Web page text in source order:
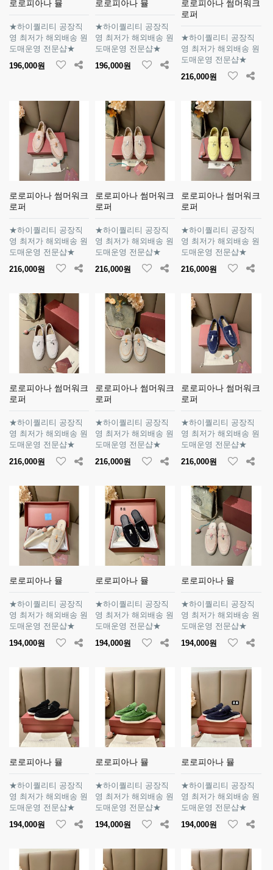
로로피아나 뮬
★하이퀄리티 공장직
영 최저가 해외배송 원
도매운영 전문샵★
196,000원
로로피아나 뮬
★하이퀄리티 공장직
영 최저가 해외배송 원
도매운영 전문샵★
196,000원
로로피아나 썸머워크
로퍼
★하이퀄리티 공장직
영 최저가 해외배송 원
도매운영 전문샵★
216,000원
로로피아나 썸머워크
로퍼
★하이퀄리티 공장직
영 최저가 해외배송 원
도매운영 전문샵★
216,000원
로로피아나 썸머워크
로퍼
★하이퀄리티 공장직
영 최저가 해외배송 원
도매운영 전문샵★
216,000원
로로피아나 썸머워크
로퍼
★하이퀄리티 공장직
영 최저가 해외배송 원
도매운영 전문샵★
216,000원
로로피아나 썸머워크
로퍼
★하이퀄리티 공장직
영 최저가 해외배송 원
도매운영 전문샵★
216,000원
로로피아나 썸머워크
로퍼
★하이퀄리티 공장직
영 최저가 해외배송 원
도매운영 전문샵★
216,000원
로로피아나 썸머워크
로퍼
★하이퀄리티 공장직
영 최저가 해외배송 원
도매운영 전문샵★
216,000원
로로피아나 뮬
★하이퀄리티 공장직
영 최저가 해외배송 원
도매운영 전문샵★
194,000원
로로피아나 뮬
★하이퀄리티 공장직
영 최저가 해외배송 원
도매운영 전문샵★
194,000원
로로피아나 뮬
★하이퀄리티 공장직
영 최저가 해외배송 원
도매운영 전문샵★
194,000원
로로피아나 뮬
★하이퀄리티 공장직
영 최저가 해외배송 원
도매운영 전문샵★
194,000원
로로피아나 뮬
★하이퀄리티 공장직
영 최저가 해외배송 원
도매운영 전문샵★
194,000원
로로피아나 뮬
★하이퀄리티 공장직
영 최저가 해외배송 원
도매운영 전문샵★
194,000원